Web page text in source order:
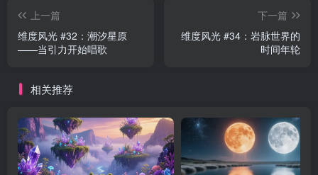
上一篇
维度风光 #32：潮汐星原
——当引力开始唱歌
下一篇
维度风光 #34：岩脉世界的
时间年轮
相关推荐